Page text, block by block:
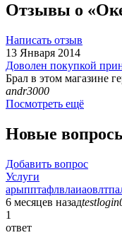
Отзывы о
Написать отзыв
13 Января 2014
Доволен покупкой
Брал в этом магазине
andr3000
Посмотреть ещё
Новые
Добавить вопрос
Услуги
6 месяцев назад
1
ответ